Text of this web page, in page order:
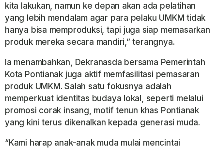
kita lakukan, namun ke depan akan ada pelatihan
yang lebih mendalam agar para pelaku UMKM tidak
hanya bisa memproduksi, tapi juga siap memasarkan
produk mereka secara mandiri,” terangnya.
Ia menambahkan, Dekranasda bersama Pemerintah
Kota Pontianak juga aktif memfasilitasi pemasaran
produk UMKM. Salah satu fokusnya adalah
memperkuat identitas budaya lokal, seperti melalui
promosi corak insang, motif tenun khas Pontianak
yang kini terus dikenalkan kepada generasi muda.
“Kami harap anak-anak muda mulai mencintai